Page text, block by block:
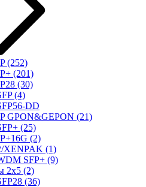
(252)
(201)
(30)
(4)
DD
GPON&GEPON (21)
(25)
(2)
XENPAK (1)
SFP+ (9)
2x5 (2)
(36)